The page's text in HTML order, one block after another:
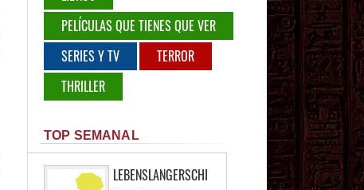
PELÍCULAS QUE TIENES QUE VER
SERIES Y TV
TERROR
THRILLER
TOP SEMANAL
LEBENSLANGERSCHI